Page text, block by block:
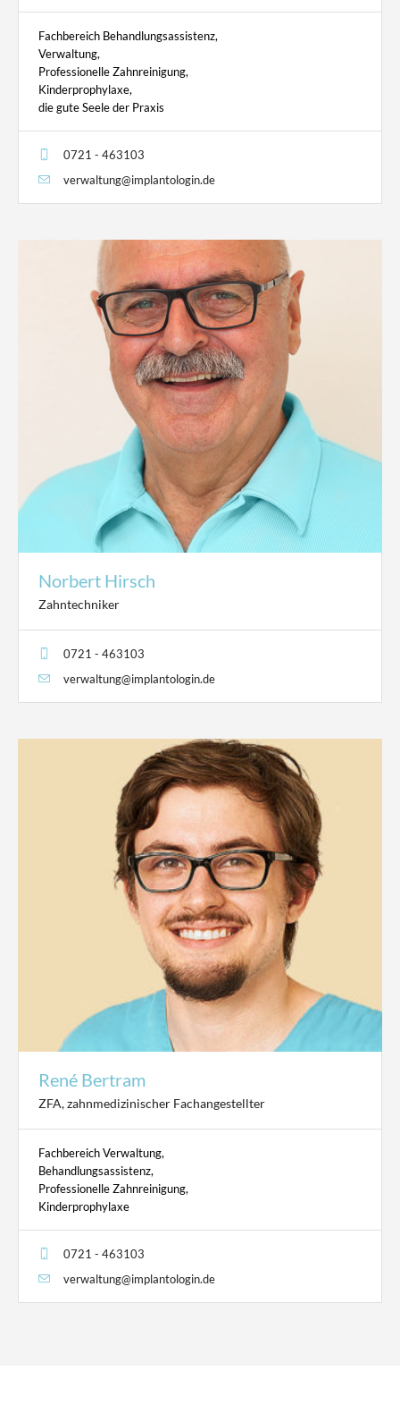
Fachbereich Behandlungsassistenz,
Verwaltung,
Professionelle Zahnreinigung,
Kinderprophylaxe,
die gute Seele der Praxis
0721 - 463103
verwaltung@implantologin.de
Norbert Hirsch
Zahntechniker
0721 - 463103
verwaltung@implantologin.de
René Bertram
ZFA, zahnmedizinischer Fachangestellter
Fachbereich Verwaltung,
Behandlungsassistenz,
Professionelle Zahnreinigung,
Kinderprophylaxe
0721 - 463103
verwaltung@implantologin.de